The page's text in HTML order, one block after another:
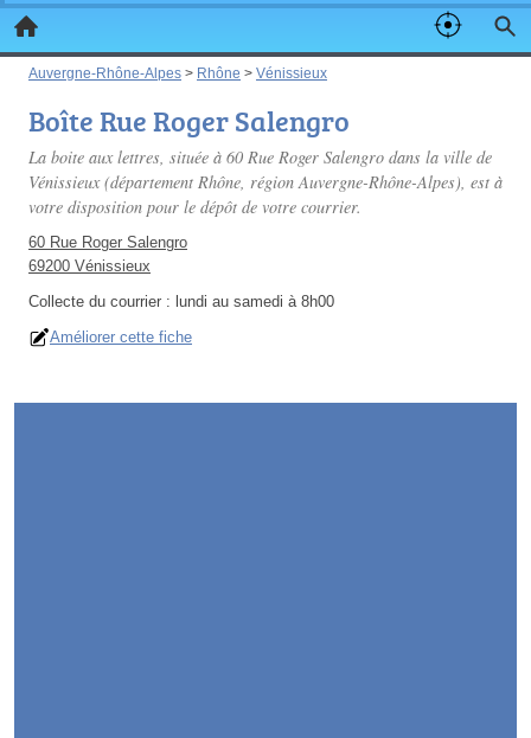
Auvergne-Rhône-Alpes > Rhône > Vénissieux
Boîte Rue Roger Salengro
La boite aux lettres, située à 60 Rue Roger Salengro dans la ville de
Vénissieux (département Rhône, région Auvergne-Rhône-Alpes), est à
votre disposition pour le dépôt de votre courrier.
60 Rue Roger Salengro
69200 Vénissieux
Collecte du courrier : lundi au samedi à 8h00
Améliorer cette fiche